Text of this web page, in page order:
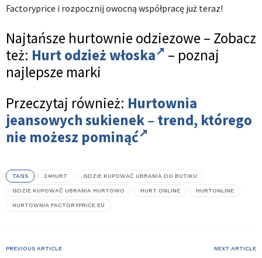
Factoryprice i rozpocznij owocną współpracę już teraz!
Najtańsze hurtownie odziezowe – Zobacz
też: Hurt odzież włoska
– poznaj
najlepsze marki
Przeczytaj również: Hurtownia
jeansowych sukienek – trend, którego
nie możesz pominąć
TAGS 24HURT GDZIE KUPOWAĆ UBRANIA DO BUTIKU
GDZIE KUPOWAĆ UBRANIA HURTOWO HURT ONLINE HURTONLINE
HURTOWNIA FACTORYPRICE.EU
PREVIOUS ARTICLE NEXT ARTICLE